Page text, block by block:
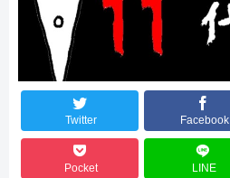
Twitter Facebook
Pocket LINE